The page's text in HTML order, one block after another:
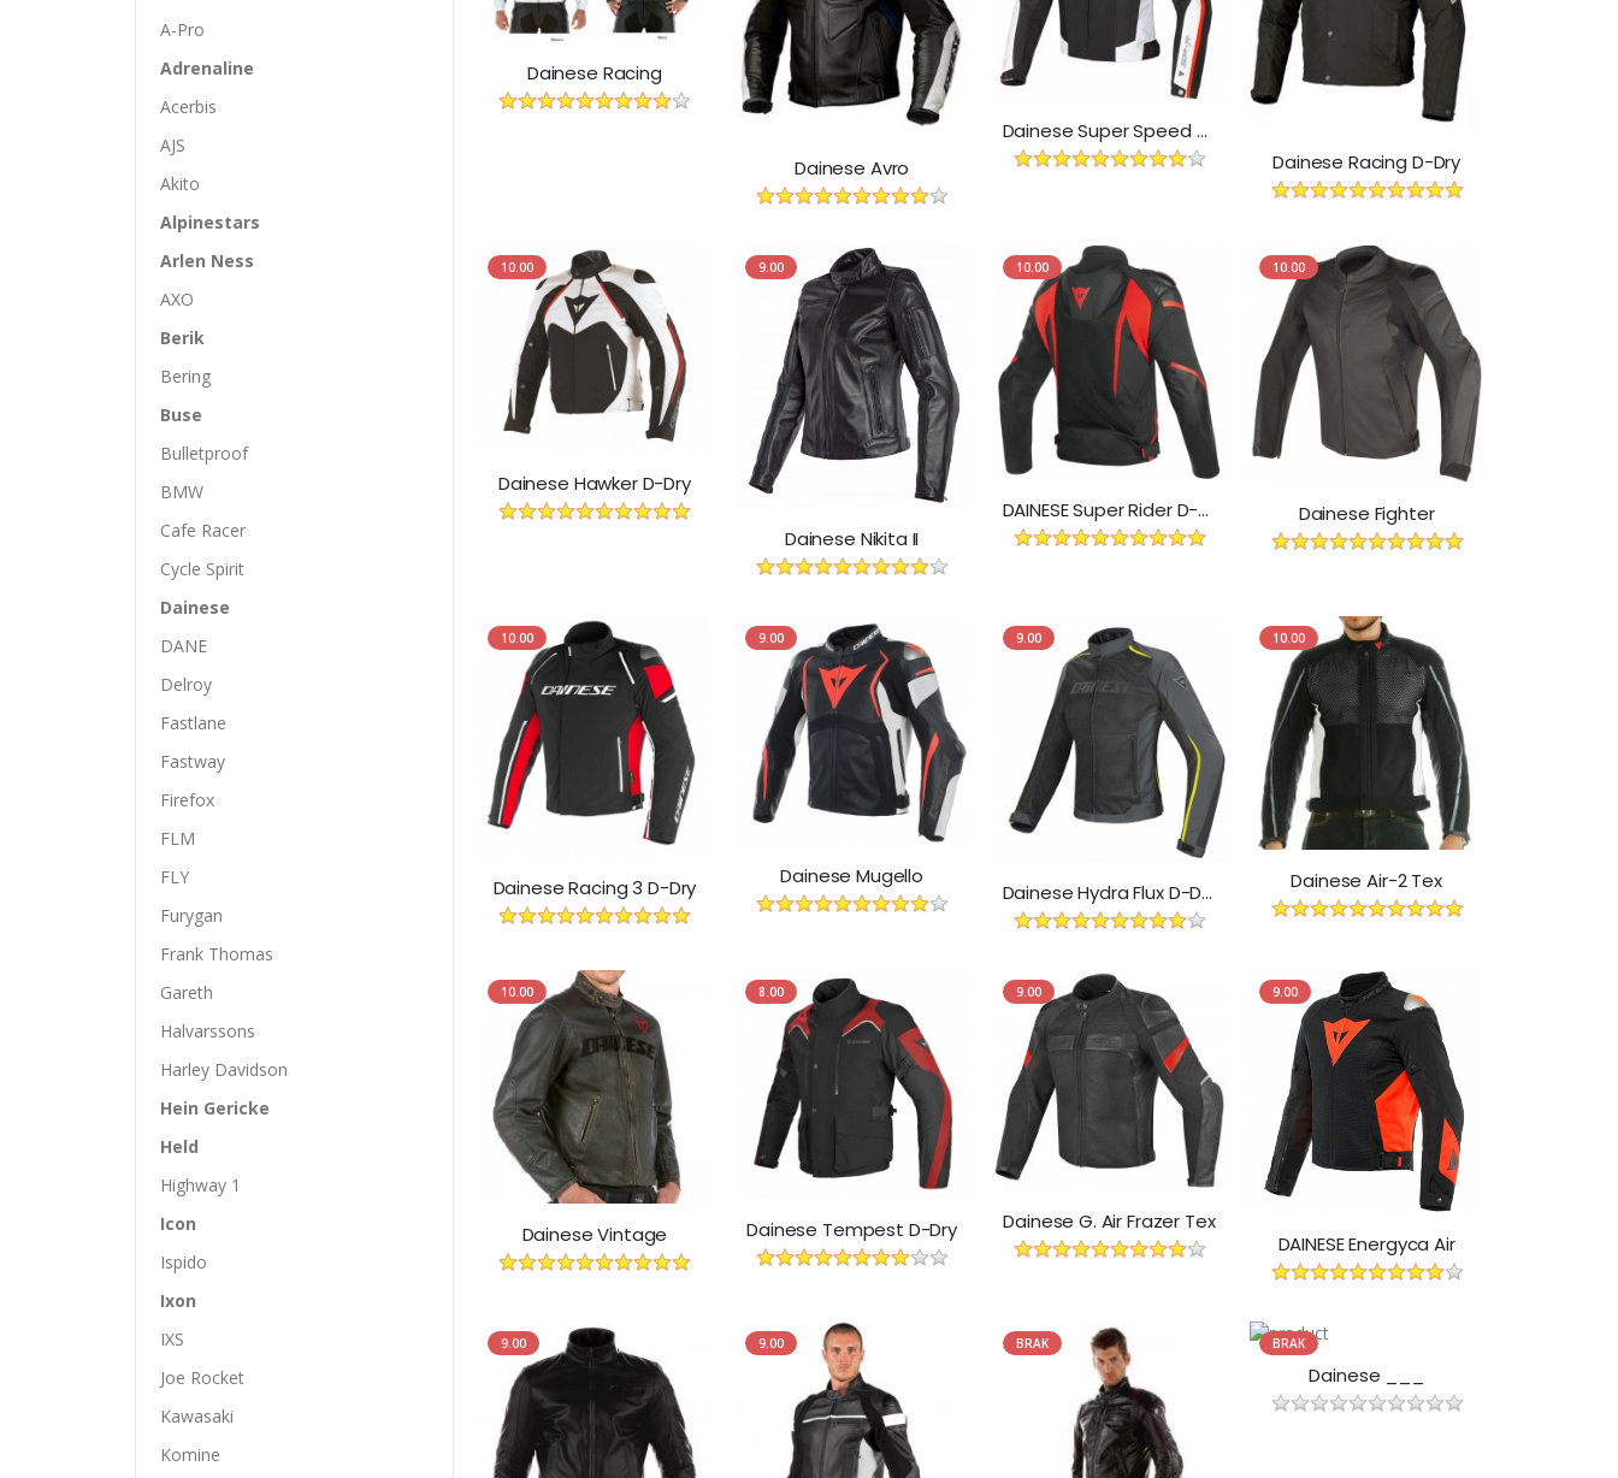
Dainese Racing
Dainese Avro
Dainese Super Speed Tex
Dainese Racing D-Dry
10.00
Dainese Hawker D-Dry
9.00
Dainese Nikita II
10.00
DAINESE Super Rider D-Dry
10.00
Dainese Fighter
10.00
Dainese Racing 3 D-Dry
9.00
Dainese Mugello
9.00
Dainese Hydra Flux D-Dry
10.00
Dainese Air-2 Tex
10.00
Dainese Vintage
8.00
Dainese Tempest D-Dry
9.00
Dainese G. Air Frazer Tex
9.00
DAINESE Energyca Air
9.00 9.00 BRAK BRAK
Dainese ___
A-Pro
Adrenaline
Acerbis
AJS
Akito
Alpinestars
Arlen Ness
AXO
Berik
Bering
Buse
Bulletproof
BMW
Cafe Racer
Cycle Spirit
Dainese
DANE
Delroy
Fastlane
Fastway
Firefox
FLM
FLY
Furygan
Frank Thomas
Gareth
Halvarssons
Harley Davidson
Hein Gericke
Held
Highway 1
Icon
Ispido
Ixon
IXS
Joe Rocket
Kawasaki
Komine